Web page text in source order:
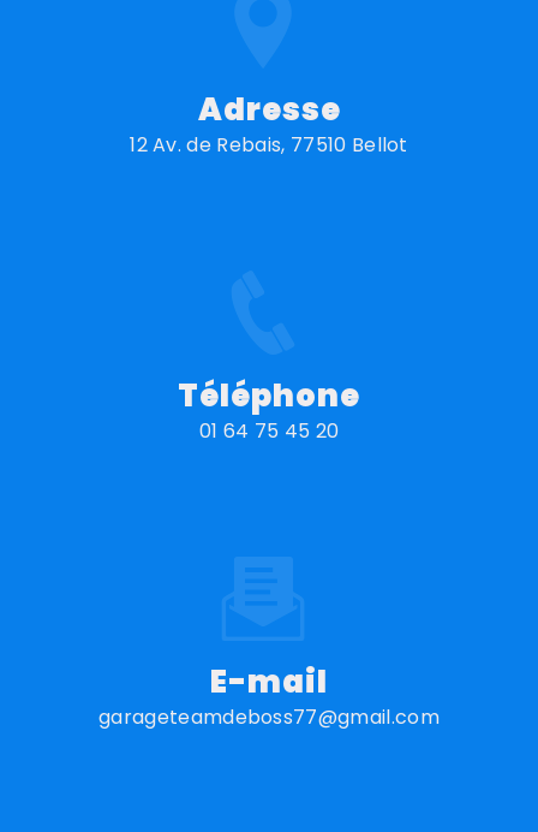
Adresse
12 Av. de Rebais, 77510 Bellot
Téléphone
01 64 75 45 20
E-mail
garageteamdeboss77@gmail.com